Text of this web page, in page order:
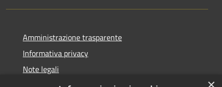
Amministrazione trasparente
Informativa privacy
Note legali